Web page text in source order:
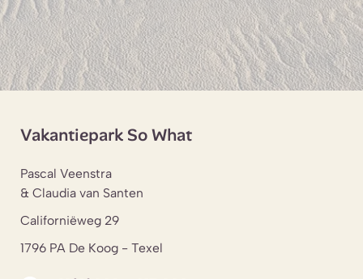
Vakantiepark So What
Pascal Veenstra
& Claudia van Santen
Californiëweg 29
1796 PA De Koog - Texel